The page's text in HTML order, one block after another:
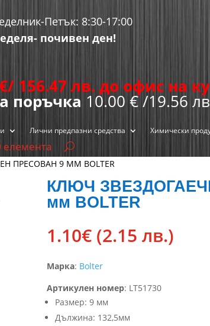
Петък: 8:30-17:00
почивен ден!
/ 156.47 лв. до офис на
поръчка 10.00 € /19.56
Лични предпазни средства Химически
елемента
ПРЕСОВАН 9 ММ BOLTER
КЛЮЧ
мм BOLTER
1.10€ (2.15 лв.)
Марка: Bolter
Артикулен номер: LT51730
Размер: 9 мм
Дължина: 132,5мм